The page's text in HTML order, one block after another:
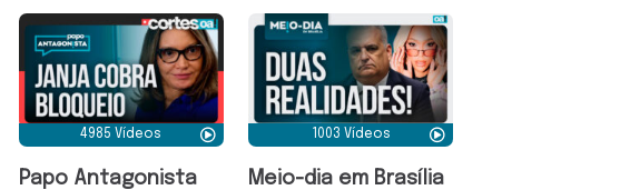
4985 Vídeos
Papo Antagonista
1003 Vídeos
Meio-dia em Brasília